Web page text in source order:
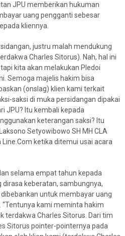
JPU memberikan hukuman
uang pengganti sebesar
kliennya.
justru malah mendukung
Charles Sitorus). Nah, hal ini
kita akan melakukan Pledoi
Semoga majelis hakim bisa
(onslag) klien kami terkait
saksi di muka persidangan dipakai
JPU? Itu kembali kepada
keterangan saksi? Itu
Setyowibowo SH MH CLA
ketika ditemui usai acara
selama empat tahun kepada
keberatan, sambungnya,
untuk membayar uang
kami meminta hakim
terdakwa Charles Sitorus. Dari tim
Sitorus pointer-pointernya pada